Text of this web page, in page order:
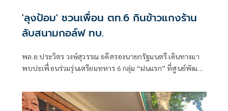
'ลุงป้อม' ชวนเพื่อน ตท.6 กินข้าวแกงร้าน
ลับสนามกอล์ฟ ทบ.
พล.อ.ประวิตร วงษ์สุวรรณ อดีตรองนายกรัฐมนตรี เดินทางมา
พบปะเพื่อนร่วมรุ่นเตรียมทหาร 6 กลุ่ม “ฝนแรก” ที่ศูนย์พัฒนา
พร้อมชวนรับประทานอาหารที่ร้านข้าวแกงป้าหงษ์ ซึ่งเป็นร้าน
ประจำ ภายในสนามกอล์ฟ